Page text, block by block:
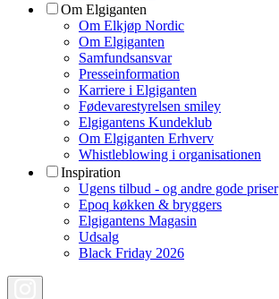
Om Elgiganten
Om Elkjøp Nordic
Om Elgiganten
Samfundsansvar
Presseinformation
Karriere i Elgiganten
Fødevarestyrelsen smiley
Elgigantens Kundeklub
Om Elgiganten Erhverv
Whistleblowing i organisationen
Inspiration
Ugens tilbud - og andre gode priser
Epoq køkken & bryggers
Elgigantens Magasin
Udsalg
Black Friday 2026